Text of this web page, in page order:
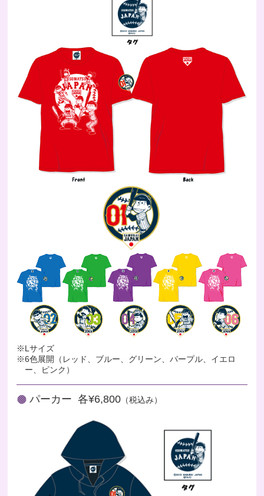
※Lサイズ
※6色展開（レッド、ブルー、グリーン、パープル、イエロ
ー、ピンク）
パーカー 各¥6,800 （税込み）